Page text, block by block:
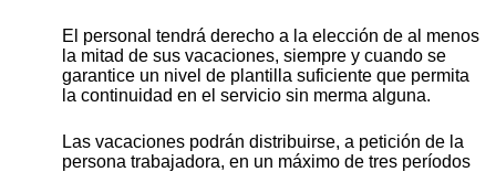
El personal tendrá derecho a la elección de al menos
la mitad de sus vacaciones, siempre y cuando se
garantice un nivel de plantilla suficiente que permita
la continuidad en el servicio sin merma alguna.
Las vacaciones podrán distribuirse, a petición de la
persona trabajadora, en un máximo de tres períodos